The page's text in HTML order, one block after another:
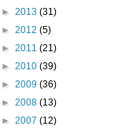
► 2013 (31)
► 2012 (5)
► 2011 (21)
► 2010 (39)
► 2009 (36)
► 2008 (13)
► 2007 (12)